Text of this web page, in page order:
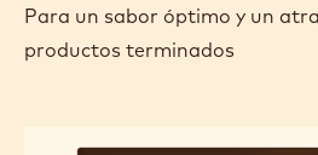
Para un sabor óptimo y un
productos terminados